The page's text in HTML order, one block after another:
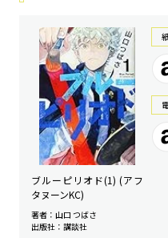
ブルーピリオド(1) (アフ
タヌーンKC)
著者：山口 つばさ
出版社：講談社